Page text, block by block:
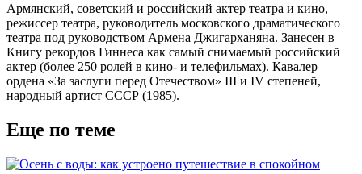
Армянский, советский и российский актер театра и кино,
режиссер театра, руководитель московского драматического
театра под руководством Армена Джигарханяна. Занесен в
Книгу рекордов Гиннеса как самый снимаемый российский
актер (более 250 ролей в кино- и телефильмах). Кавалер
ордена «За заслуги перед Отечеством» III и IV степеней,
народный артист СССР (1985).
Еще по теме